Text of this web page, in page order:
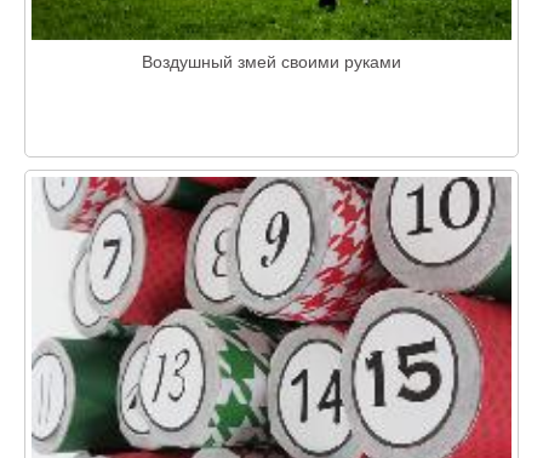
Воздушный змей своими руками